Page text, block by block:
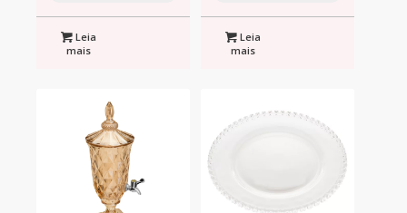
Leia
mais
Leia
mais